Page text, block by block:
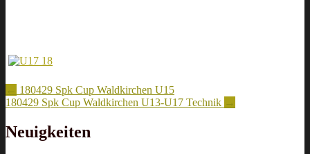
Artikel-
Navigation
← 180429 Spk Cup Waldkirchen U15
180429 Spk Cup Waldkirchen U13-U17 Technik →
Neuigkeiten